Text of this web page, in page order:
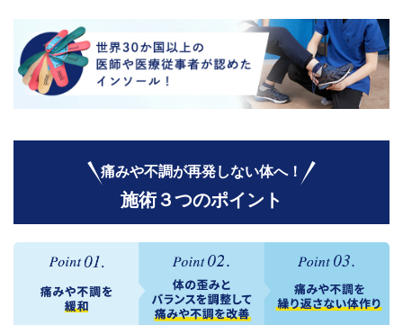
痛みや不調が再発しない体へ！
施術３つのポイント